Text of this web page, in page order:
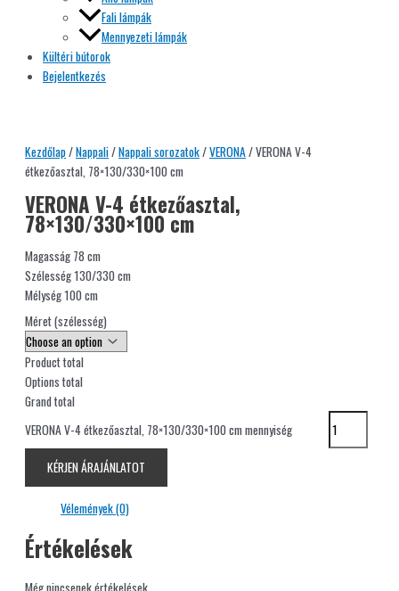
Fali lámpák
Mennyezeti lámpák
Kültéri bútorok
Bejelentkezés
Kezdőlap/Nappali/Nappali sorozatok/VERONA/ VERONA V-4
étkezőasztal, 78×130/330×100 cm
VERONA V-4 étkezőasztal,
78×130/330×100 cm
Magasság 78 cm
Szélesség 130/330 cm
Mélység 100 cm
Méret (szélesség)
Product total
Options total
Grand total
VERONA V-4 étkezőasztal, 78×130/330×100 cm mennyiség
KÉRJEN ÁRAJÁNLATOT
Vélemények (0)
Értékelések
Még nincsenek értékelések.